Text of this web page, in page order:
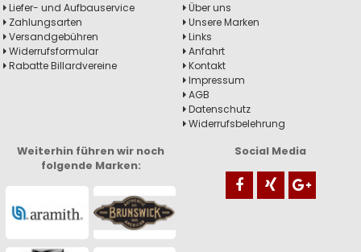
Liefer- und Aufbauservice
Zahlungsarten
Versandgebühren
Widerrufsformular
Rabatte Billardvereine
Über uns
Unsere Marken
Links
Anfahrt
Kontakt
Impressum
AGB
Datenschutz
Widerrufsbelehrung
Weiterhin führen wir noch
folgende Marken:
Social Media